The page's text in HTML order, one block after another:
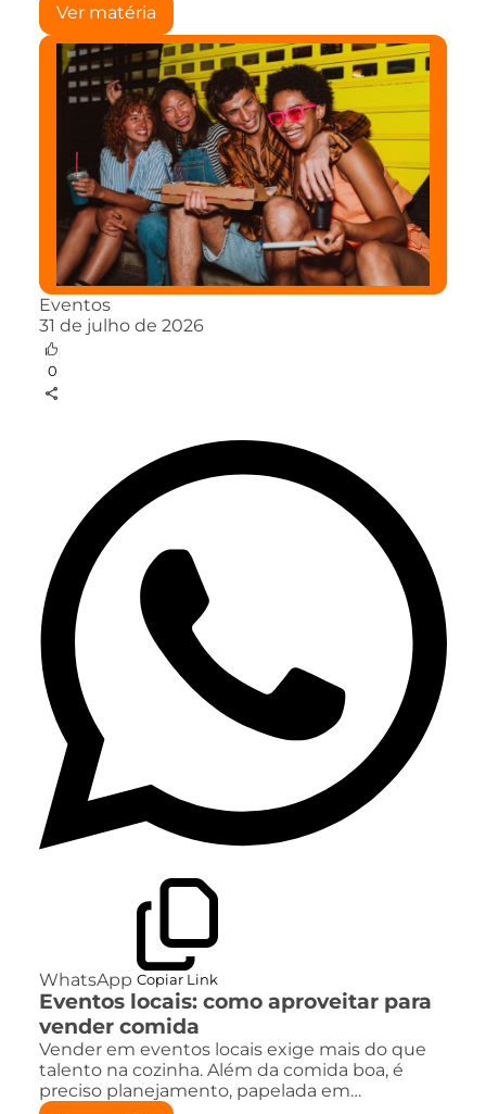
Ver matéria
Eventos
31 de julho de 2026
0
WhatsApp Copiar Link
Eventos locais: como aproveitar para
vender comida
Vender em eventos locais exige mais do que
talento na cozinha. Além da comida boa, é
preciso planejamento, papelada em…